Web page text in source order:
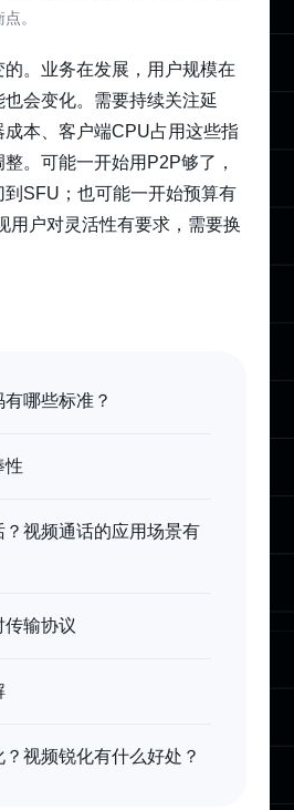
。
。业务在发展，用户规模在
会变化。需要持续关注延
本、客户端CPU占用这些指
。可能一开始用P2P够了，
到SFU；也可能一开始预算有
用户对灵活性有要求，需要换
哪些标准？
性
视频通话的应用场景有
传输协议
视频锐化有什么好处？